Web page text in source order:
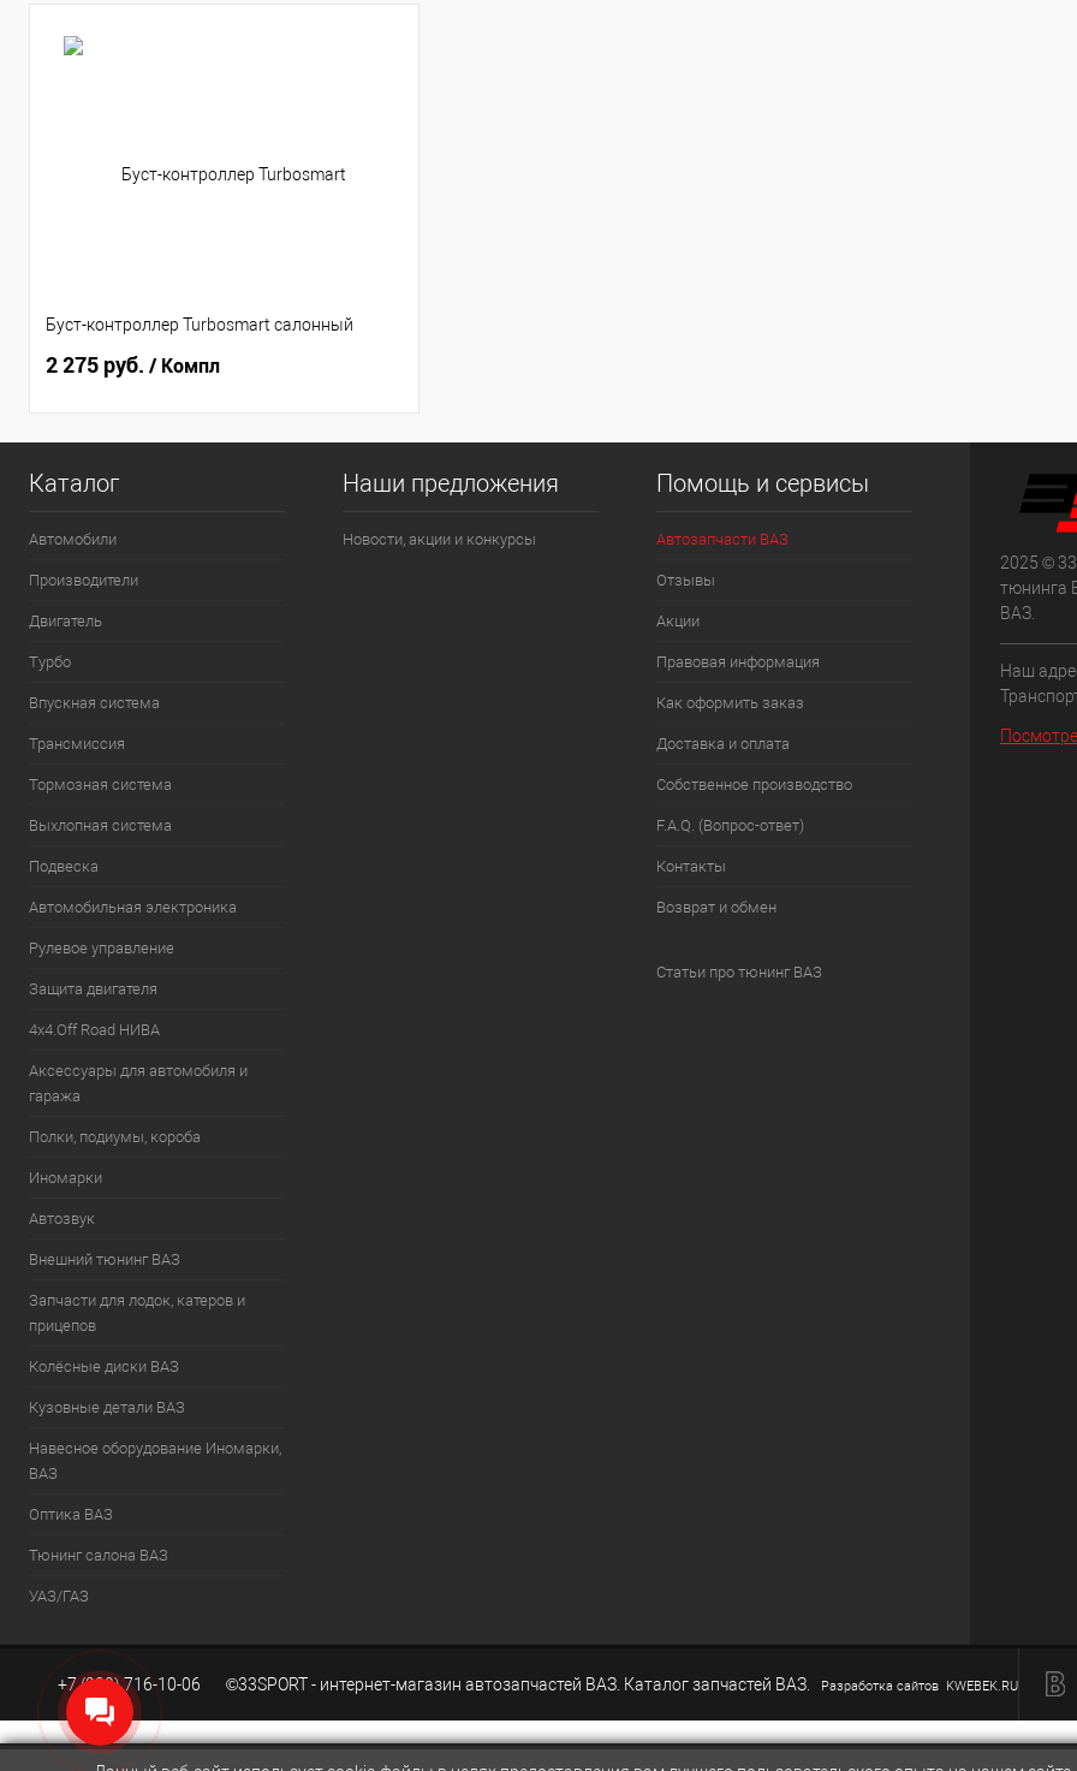
Буст-контроллер Turbosmart салонный
2 275 руб. / Компл
Каталог
Автомобили
Производители
Двигатель
Турбо
Впускная система
Трансмиссия
Тормозная система
Выхлопная система
Подвеска
Автомобильная электроника
Рулевое управление
Защита двигателя
4х4.Off Road НИВА
Аксессуары для автомобиля и
гаража
Полки, подиумы, короба
Иномарки
Автозвук
Внешний тюнинг ВАЗ
Запчасти для лодок, катеров и
прицепов
Колёсные диски ВАЗ
Кузовные детали ВАЗ
Навесное оборудование Иномарки,
ВАЗ
Оптика ВАЗ
Тюнинг салона ВАЗ
УАЗ/ГАЗ
Наши предложения
Новости, акции и конкурсы
Помощь и сервисы
Автозапчасти ВАЗ
Отзывы
Акции
Правовая информация
Как оформить заказ
Доставка и оплата
Собственное производство
F.A.Q. (Вопрос-ответ)
Контакты
Возврат и обмен
Статьи про тюнинг ВАЗ
2025 ©
тюнинга
ВАЗ.
Наш
+7 (939) 716-10-06 ©33SPORT - интернет-магазин автозапчастей ВАЗ. Каталог запчастей ВАЗ. Разработка сайтов KWEBEK.RU
Создание сайтов KWEBEK.RU